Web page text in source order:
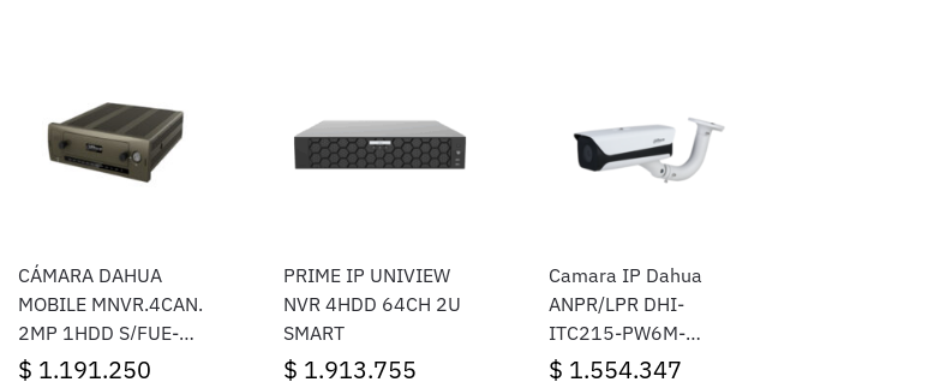
CÁMARA DAHUA
MOBILE MNVR.4CAN.
2MP 1HDD S/FUE-
PROMO
$ 1.191.250
PRIME IP UNIVIEW
NVR 4HDD 64CH 2U
SMART
$ 1.913.755
Camara IP Dahua
ANPR/LPR DHI-
ITC215-PW6M-
IRLZF-B
$ 1.554.347